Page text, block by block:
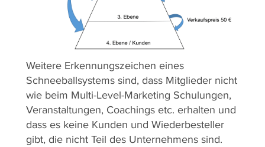
Weitere Erkennungszeichen eines
Schneeballsystems sind, dass Mitglieder nicht
wie beim Multi-Level-Marketing Schulungen,
Veranstaltungen, Coachings etc. erhalten und
dass es keine Kunden und Wiederbesteller
gibt, die nicht Teil des Unternehmens sind.